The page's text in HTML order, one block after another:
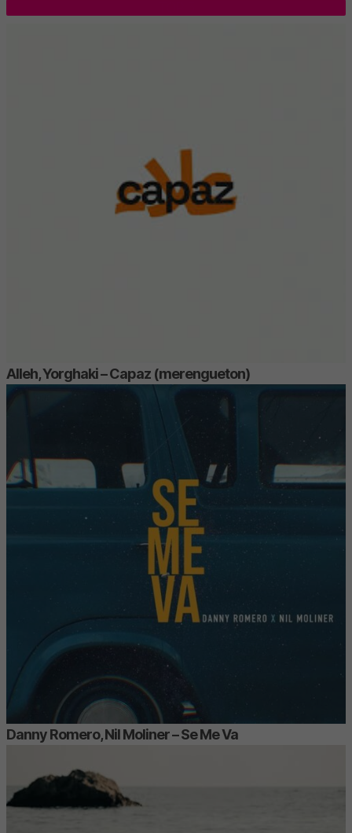
Alleh, Yorghaki – Capaz (merengueton)
Danny Romero, Nil Moliner – Se Me Va